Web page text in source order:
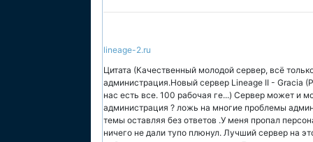
lineage-2.ru
Цитата (Качественный молодой сервер, всё
администрация.Новый сервер Lineage II - Gracia
нас есть все. 100 рабочая ге...) Сервер может и
администрация ? ложь на многие проблемы
темы оставляя без ответов .У меня пропал
ничего не дали тупо плюнул. Лучший сервер на